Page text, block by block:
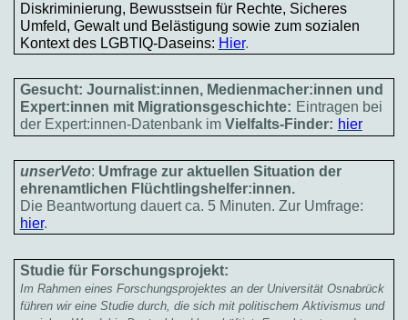
Diskriminierung, Bewusstsein für Rechte, Sicheres
Umfeld, Gewalt und Belästigung sowie zum sozialen
Kontext des LGBTIQ-Daseins: Hier.
Gesucht: Journalist:innen, Medienmacher:innen und
Expert:innen mit Migrationsgeschichte: Eintragen bei
der Expert:innen-Datenbank im Vielfalts-Finder: hier
unserVeto: Umfrage zur aktuellen Situation der
ehrenamtlichen Flüchtlingshelfer:innen.
Die Beantwortung dauert ca. 5 Minuten. Zur Umfrage:
hier.
Studie für Forschungsprojekt:
Im Rahmen eines Forschungsprojektes an der Universität Osnabrück
führen wir eine Studie durch, die sich mit politischem Aktivismus und